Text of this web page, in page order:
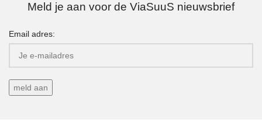
Meld je aan voor de ViaSuuS nieuwsbrief
Email adres: